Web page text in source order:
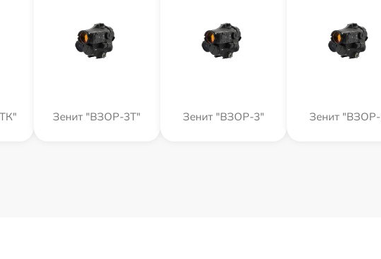
Зенит "ВЗОР-3Т" Зенит "ВЗОР-3" Зенит